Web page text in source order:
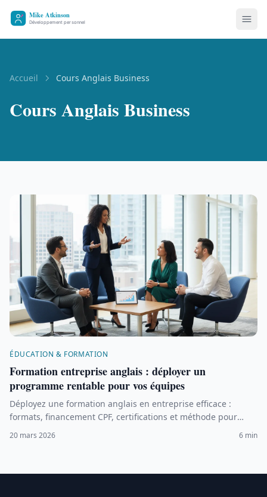
Accueil Cours Anglais Business
Cours Anglais Business
ÉDUCATION & FORMATION
Formation entreprise anglais : déployer un
programme rentable pour vos équipes
Déployez une formation anglais en entreprise efficace :
formats, financement CPF, certifications et méthode pour
mesurer la progression de vos équipes.
20 mars 2026 6 min